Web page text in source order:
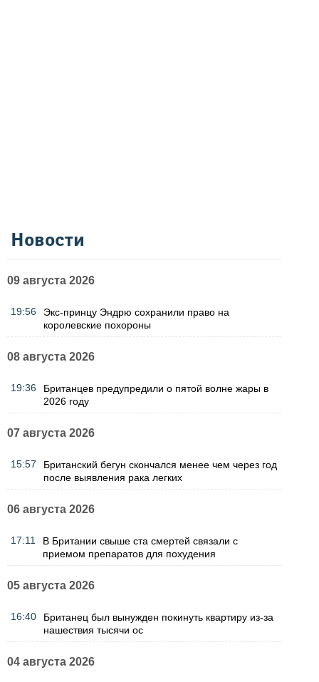
Новости
09 августа 2026
19:56
Экс-принцу Эндрю сохранили право на
королевские похороны
08 августа 2026
19:36
Британцев предупредили о пятой волне жары в
2026 году
07 августа 2026
15:57
Британский бегун скончался менее чем через год
после выявления рака легких
06 августа 2026
17:11
В Британии свыше ста смертей связали с
приемом препаратов для похудения
05 августа 2026
16:40
Британец был вынужден покинуть квартиру из-за
нашествия тысячи ос
04 августа 2026